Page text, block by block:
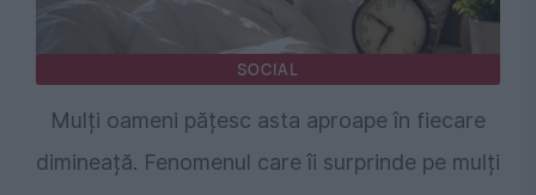
SOCIAL
Mulți oameni pățesc asta aproape în fiecare
dimineață. Fenomenul care îi surprinde pe mulți